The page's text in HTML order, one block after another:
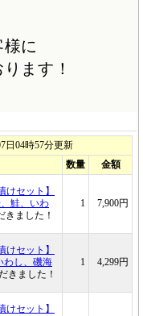
に
ます！